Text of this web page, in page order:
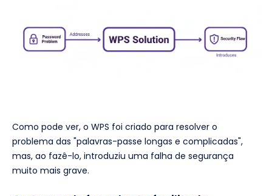
Como pode ver, o WPS foi criado para resolver o
problema das "palavras-passe longas e complicadas",
mas, ao fazê-lo, introduziu uma falha de segurança
muito mais grave.